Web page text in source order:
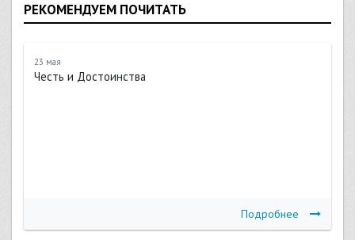
РЕКОМЕНДУЕМ ПОЧИТАТЬ
23 мая
Честь и Достоинства
Подробнее